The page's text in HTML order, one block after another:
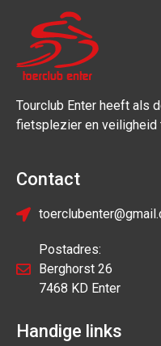
Tourclub Enter heeft als
fietsplezier en veiligheid
Contact
Postadres:
Berghorst 26
7468 KD Enter
Handige links